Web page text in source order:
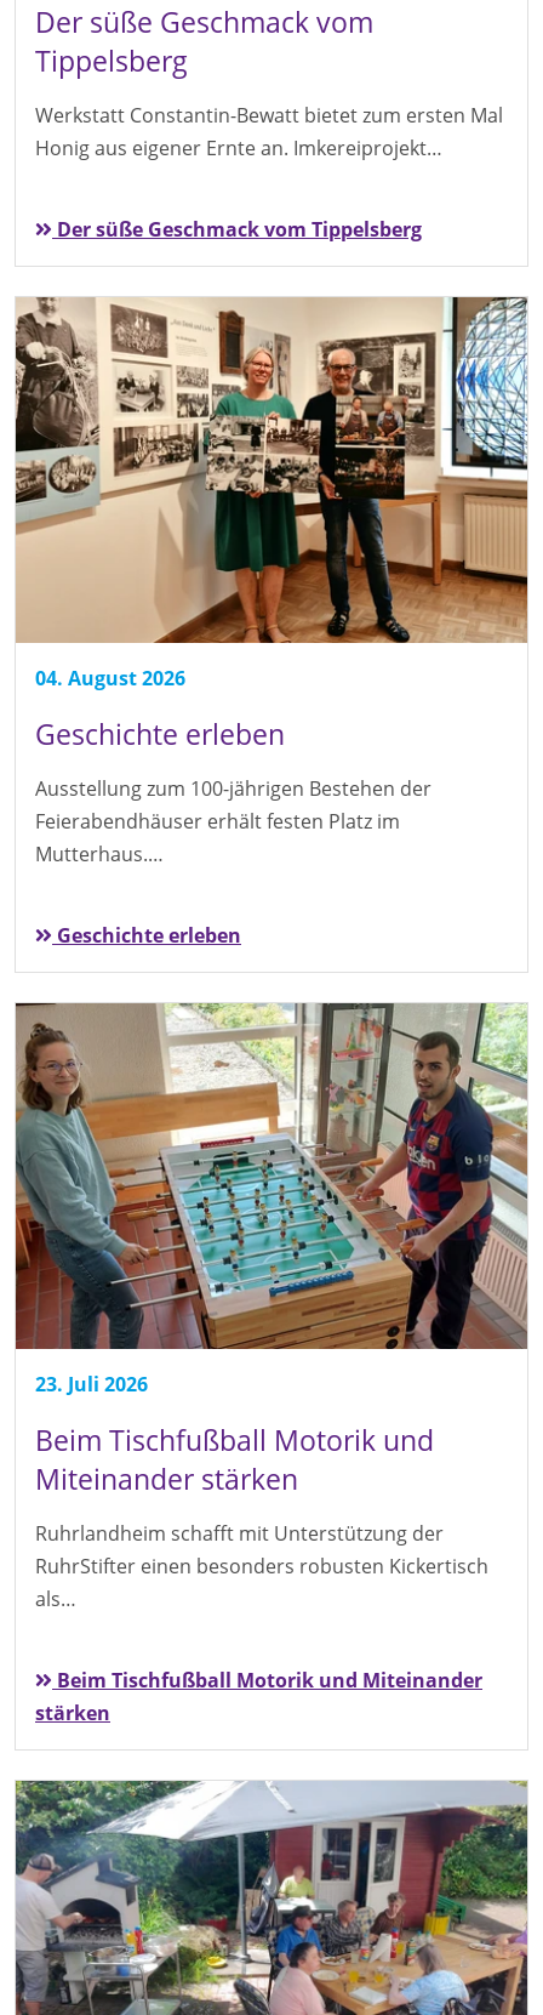
Der süße Geschmack vom
Tippelsberg
Werkstatt Constantin-Bewatt bietet zum ersten Mal
Honig aus eigener Ernte an. Imkereiprojekt…
Der süße Geschmack vom Tippelsberg
04. August 2026
Geschichte erleben
Ausstellung zum 100-jährigen Bestehen der
Feierabendhäuser erhält festen Platz im
Mutterhaus.…
Geschichte erleben
23. Juli 2026
Beim Tischfußball Motorik und
Miteinander stärken
Ruhrlandheim schafft mit Unterstützung der
RuhrStifter einen besonders robusten Kickertisch
als…
Beim Tischfußball Motorik und Miteinander
stärken